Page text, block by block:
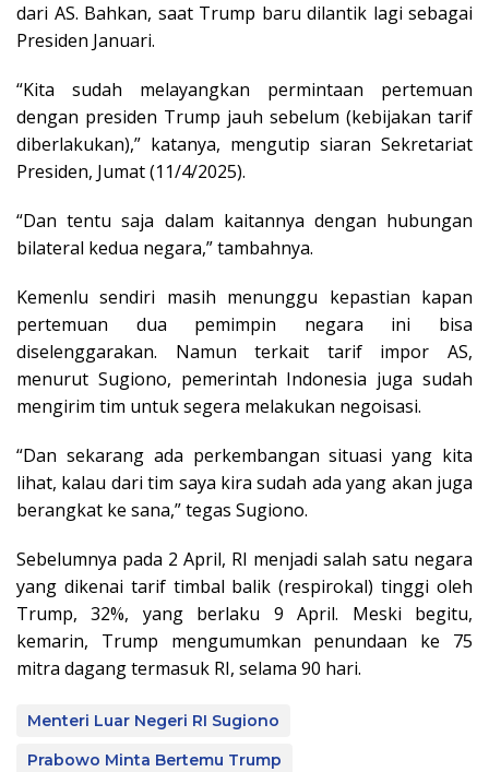
dari AS. Bahkan, saat Trump baru dilantik lagi sebagai
Presiden Januari.
“Kita sudah melayangkan permintaan pertemuan
dengan presiden Trump jauh sebelum (kebijakan tarif
diberlakukan),” katanya, mengutip siaran Sekretariat
Presiden, Jumat (11/4/2025).
“Dan tentu saja dalam kaitannya dengan hubungan
bilateral kedua negara,” tambahnya.
Kemenlu sendiri masih menunggu kepastian kapan
pertemuan dua pemimpin negara ini bisa
diselenggarakan. Namun terkait tarif impor AS,
menurut Sugiono, pemerintah Indonesia juga sudah
mengirim tim untuk segera melakukan negoisasi.
“Dan sekarang ada perkembangan situasi yang kita
lihat, kalau dari tim saya kira sudah ada yang akan juga
berangkat ke sana,” tegas Sugiono.
Sebelumnya pada 2 April, RI menjadi salah satu negara
yang dikenai tarif timbal balik (respirokal) tinggi oleh
Trump, 32%, yang berlaku 9 April. Meski begitu,
kemarin, Trump mengumumkan penundaan ke 75
mitra dagang termasuk RI, selama 90 hari.
Menteri Luar Negeri RI Sugiono
Prabowo Minta Bertemu Trump